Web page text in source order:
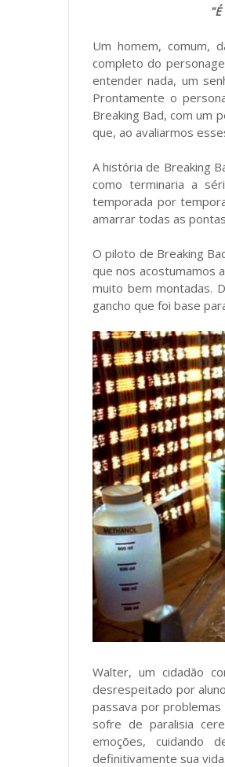
Um homem, comum,
completo do
entender nada, um
Prontamente o
Breaking Bad, com um
que, ao avaliarmos
A história de Breaking
como terminaria a
temporada por
amarrar todas as
O piloto de Breaking
que nos acostumamos
muito bem montadas.
gancho que foi base
Walter, um cidadão
desrespeitado por
passava por
sofre de paralisia
emoções, cuidando
definitivamente sua vida.